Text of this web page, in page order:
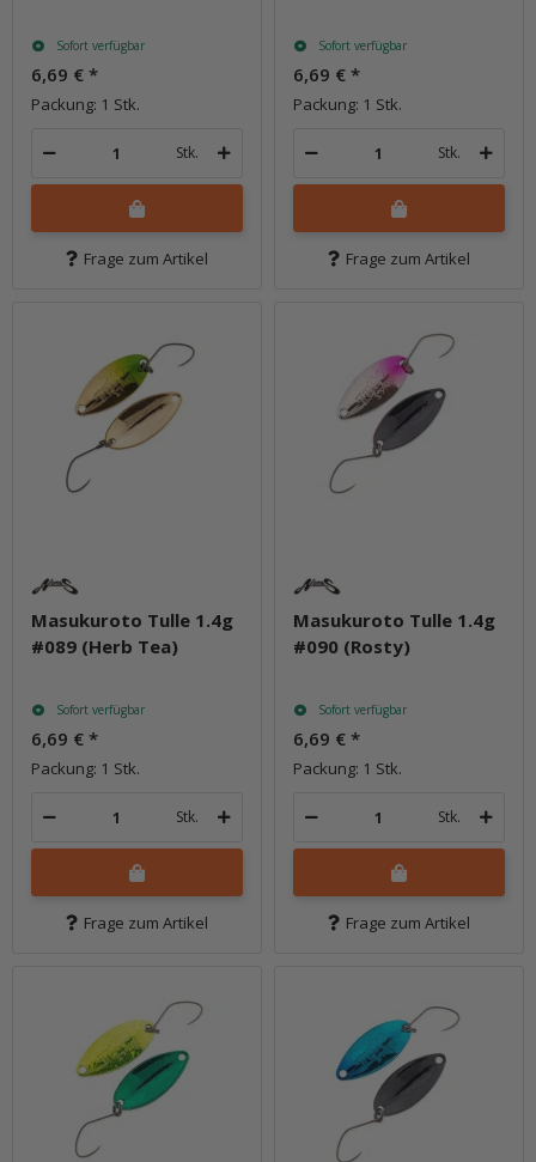
Sofort verfügbar
6,69 € *
Packung: 1 Stk.
Stk.
Frage zum Artikel
Sofort verfügbar
6,69 € *
Packung: 1 Stk.
Stk.
Frage zum Artikel
Masukuroto Tulle 1.4g
#089 (Herb Tea)
Sofort verfügbar
6,69 € *
Packung: 1 Stk.
Stk.
Frage zum Artikel
Masukuroto Tulle 1.4g
#090 (Rosty)
Sofort verfügbar
6,69 € *
Packung: 1 Stk.
Stk.
Frage zum Artikel